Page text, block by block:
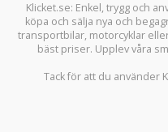
Klicket.se: Enkel, trygg och
köpa och sälja nya och
transportbilar, motorcyklar
bäst priser. Upplev våra
Tack för att du använder